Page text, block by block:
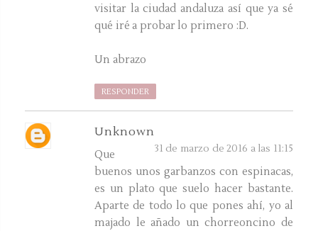
visitar la ciudad andaluza así que ya sé
qué iré a probar lo primero :D.
Un abrazo
RESPONDER
Unknown
31 de marzo de 2016 a las 11:15
Que
buenos unos garbanzos con espinacas,
es un plato que suelo hacer bastante.
Aparte de todo lo que pones ahí, yo al
majado le añado un chorreoncino de